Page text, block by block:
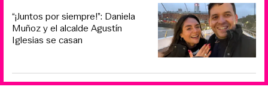
“¡Juntos por siempre!”: Daniela
Muñoz y el alcalde Agustín
Iglesias se casan